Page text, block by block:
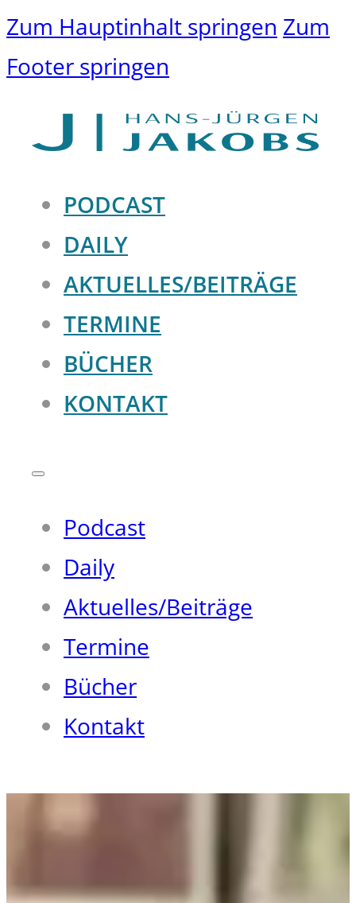
Zum Hauptinhalt springen Zum
Footer springen
PODCAST
DAILY
AKTUELLES/BEITRÄGE
TERMINE
BÜCHER
KONTAKT
Podcast
Daily
Aktuelles/Beiträge
Termine
Bücher
Kontakt